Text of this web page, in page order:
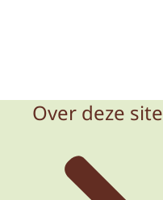
Over deze site